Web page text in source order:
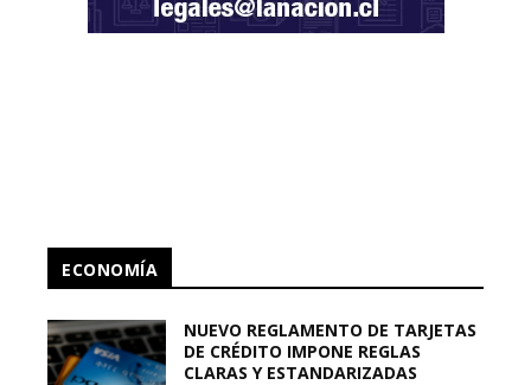
ECONOMÍA
NUEVO REGLAMENTO DE TARJETAS
DE CRÉDITO IMPONE REGLAS
CLARAS Y ESTANDARIZADAS